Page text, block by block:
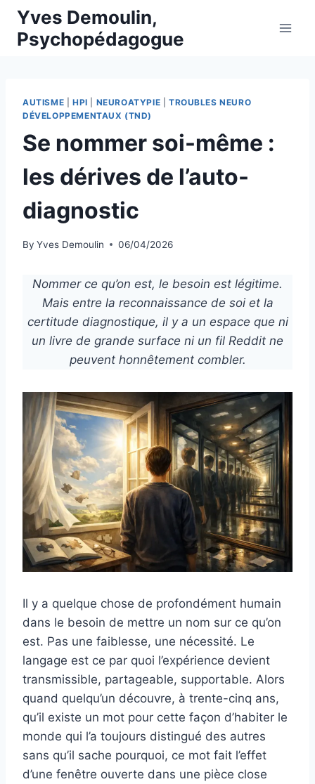
Skip
content
Yves Demoulin,
Psychopédagogue
AUTISME HPI NEUROATYPIE
TROUBLES NEURO
DÉVELOPPEMENTAUX (TND)
Se nommer soi-même :
les dérives de l’auto-
diagnostic
By Yves Demoulin 06/04/2026
Nommer ce qu’on est, le besoin est légitime.
Mais entre la reconnaissance de soi et la
certitude diagnostique, il y a un espace que ni
un livre de grande surface ni un fil Reddit ne
peuvent honnêtement combler.
Il y a quelque chose de profondément humain
dans le besoin de mettre un nom sur ce qu’on
est. Pas une faiblesse, une nécessité. Le
langage est ce par quoi l’expérience devient
transmissible, partageable, supportable. Alors
quand quelqu’un découvre, à trente-cinq ans,
qu’il existe un mot pour cette façon d’habiter le
monde qui l’a toujours distingué des autres
sans qu’il sache pourquoi, ce mot fait l’effet
d’une fenêtre ouverte dans une pièce close